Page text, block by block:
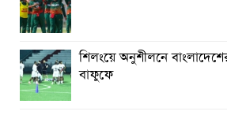
শিলংয়ে অনুশীলনে
বাফুফে